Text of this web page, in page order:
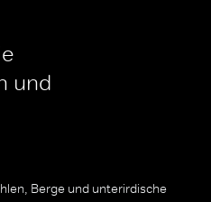
und
Berge und unterirdische